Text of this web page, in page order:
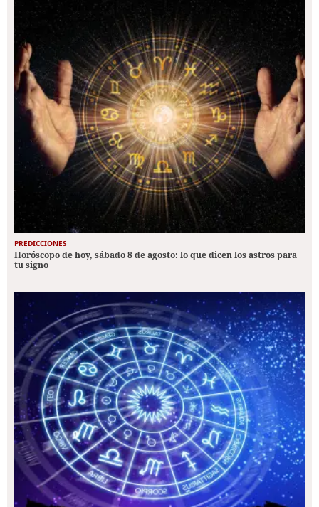
PREDICCIONES
Horóscopo de hoy, sábado 8 de agosto: lo que dicen los astros para
tu signo